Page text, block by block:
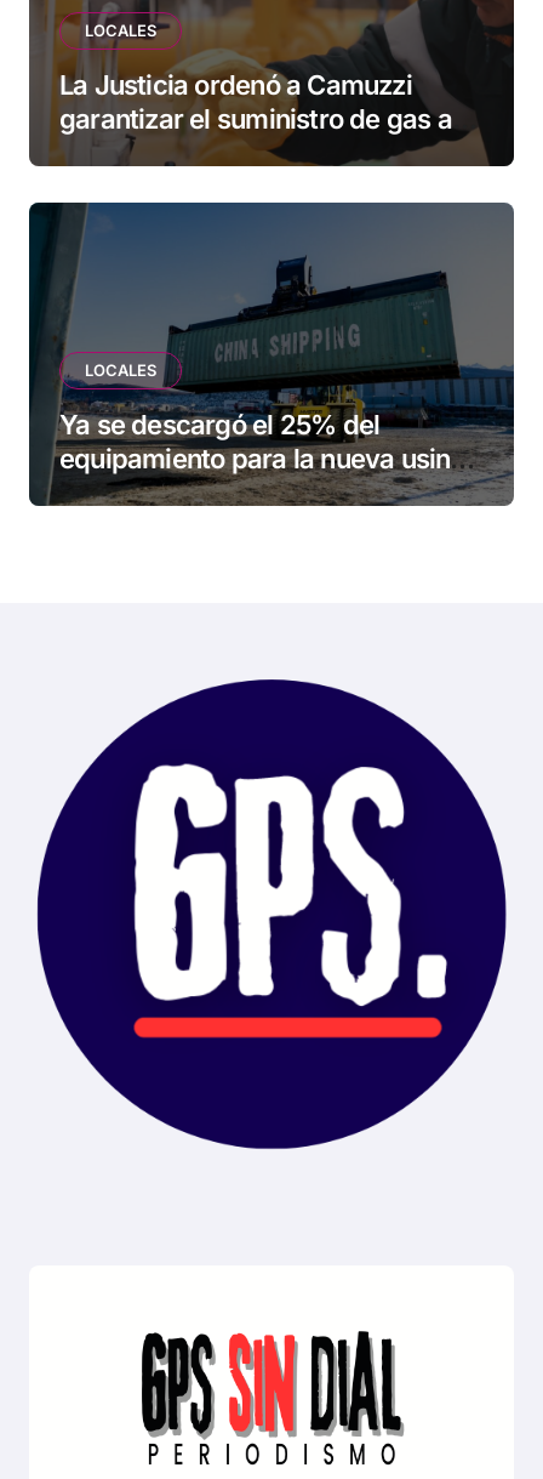
LOCALES
La Justicia ordenó a Camuzzi
garantizar el suministro de gas a
una familia de Tolhuin
LOCALES
Ya se descargó el 25% del
equipamiento para la nueva usina
de Ushuaia